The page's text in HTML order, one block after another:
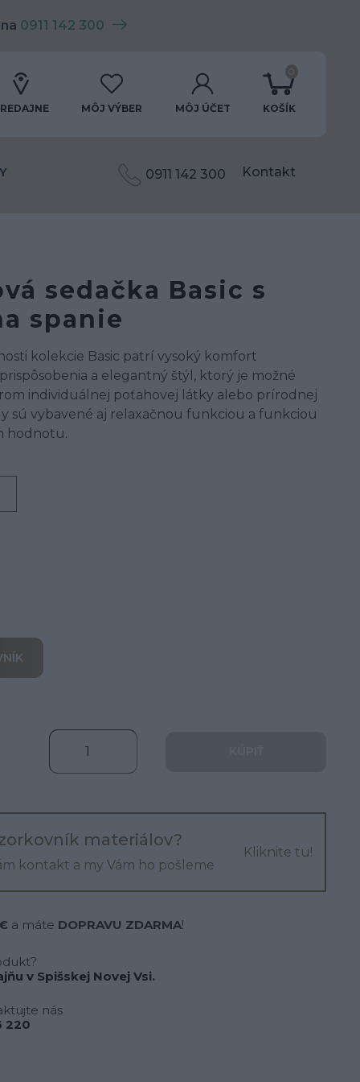
0911 142 300
MÔJ VÝBER MÔJ ÚČET KOŠÍK
0
0911 142 300 Kontakt
sedačka Basic s
spanie
kolekcie Basic patrí vysoký komfort
a elegantný štýl, ktorý je možné
individuálnej poťahovej látky alebo prírodnej
sú vybavené aj relaxačnou funkciou a funkciou
hodnotu.
materiálov?
kontakt a my Vám ho pošleme
Kliknite tu!
a máte DOPRAVU ZDARMA!
v Spišskej Novej Vsi.
nás
220